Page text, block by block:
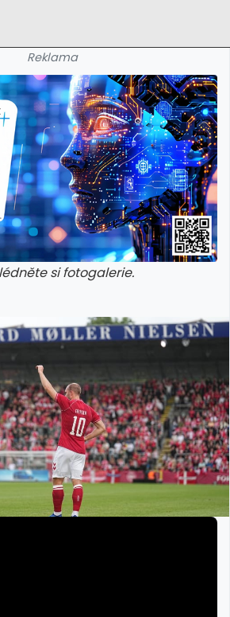
Reklama
si fotogalerie.